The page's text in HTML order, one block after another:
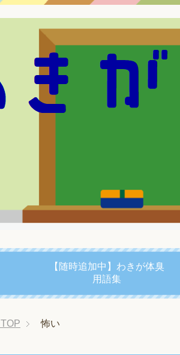
【随時追加中】わきが体臭
用語集
TOP 怖い